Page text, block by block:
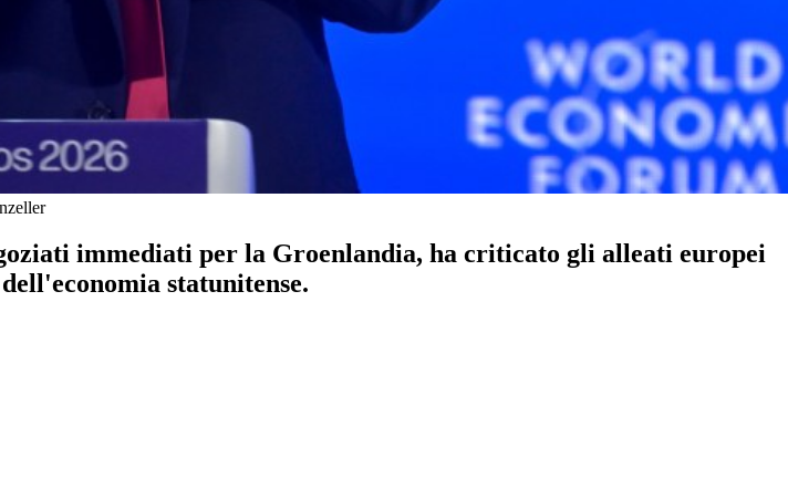
immediati per la Groenlandia, ha criticato gli alleati europei
statunitense.